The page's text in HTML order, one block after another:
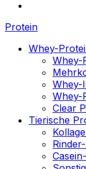
Protein
Whey-
Whey-
Whey-
Whey-
Clear
Tierische